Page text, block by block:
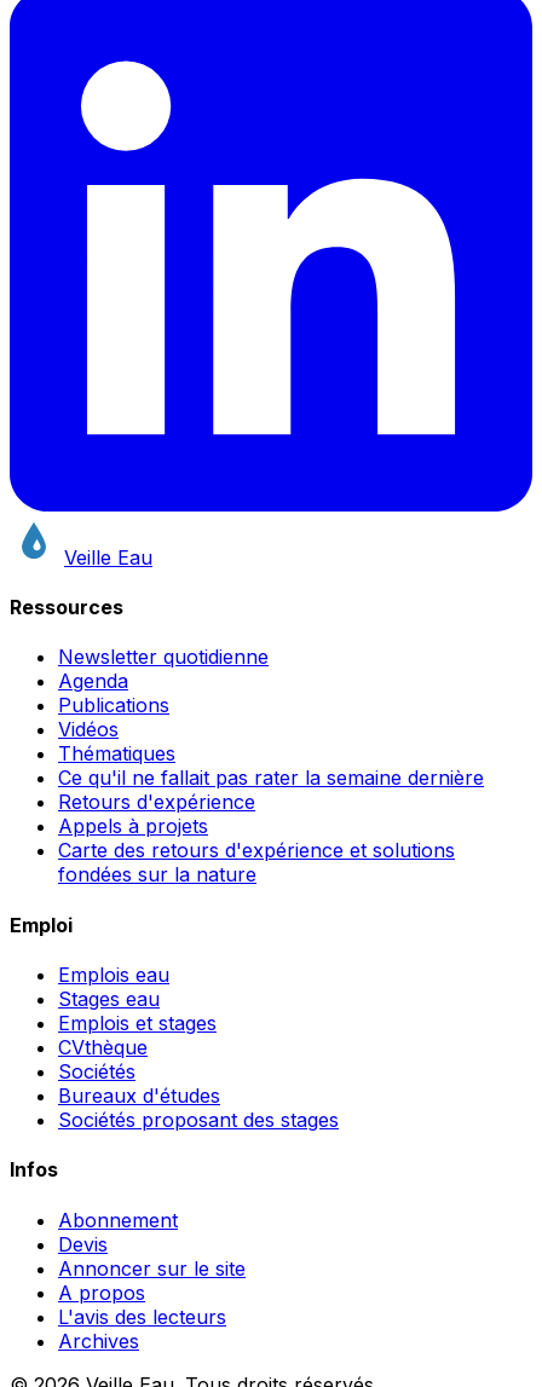
Veille Eau
Ressources
Newsletter quotidienne
Agenda
Publications
Vidéos
Thématiques
Ce qu'il ne fallait pas rater la semaine dernière
Retours d'expérience
Appels à projets
Carte des retours d'expérience et solutions
fondées sur la nature
Emploi
Emplois eau
Stages eau
Emplois et stages
CVthèque
Sociétés
Bureaux d'études
Sociétés proposant des stages
Infos
Abonnement
Devis
Annoncer sur le site
A propos
L'avis des lecteurs
Archives